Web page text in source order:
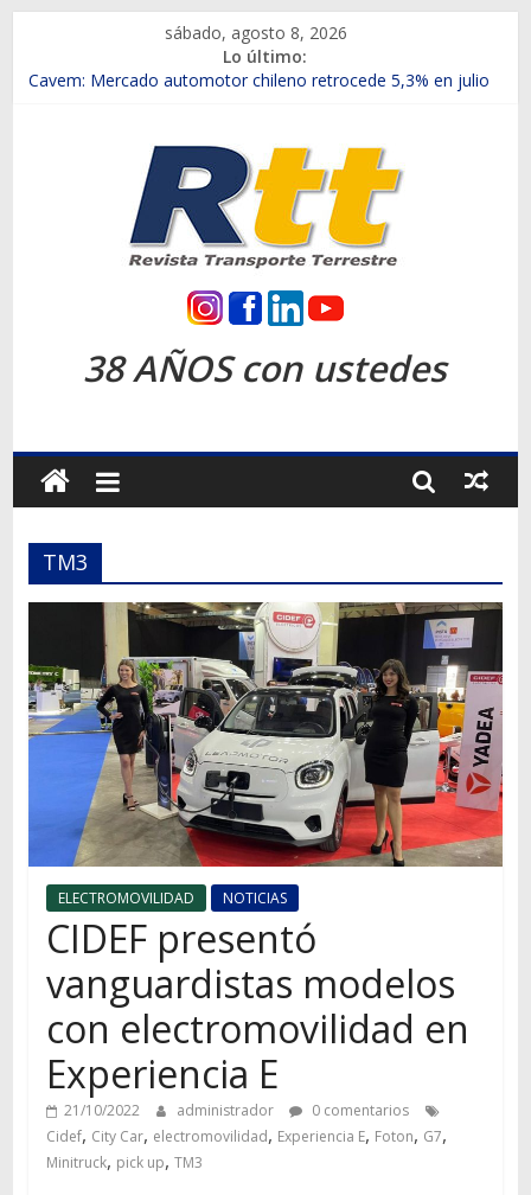
contenido
sábado, agosto 8, 2026
Lo último:
Chile es el primer mercado internacional en lanzar la nueva
Salfa suma vehículos electrificados de Chevrolet en el Biobío
Samex amplía su red con nuevas sucursales en Rancagua y
SINOTRUK Pick-ups presentó la recién estrenada Bolden en
la Expo Compras Públicas 2026
Revista
Transporte
Terrestre
Autos,
camiones,
motos,
información
del
mundo
del
transporte
38 AÑOS con ustedes
TM3
ELECTROMOVILIDAD NOTICIAS
CIDEF presentó
vanguardistas modelos
con electromovilidad en
Experiencia E
21/10/2022 administrador
0 comentarios
Cidef, City Car, electromovilidad, Experiencia E, Foton, G7,
Minitruck, pick up, TM3